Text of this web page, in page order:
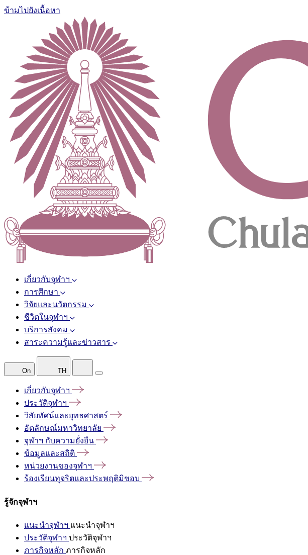
ข้ามไปยังเนื้อหา
เกี่ยวกับจุฬาฯ
การศึกษา
วิจัยและนวัตกรรม
ชีวิตในจุฬาฯ
บริการสังคม
สาระความรู้และข่าวสาร
On TH
เกี่ยวกับจุฬาฯ
ประวัติจุฬาฯ
วิสัยทัศน์และยุทธศาสตร์
อัตลักษณ์มหาวิทยาลัย
จุฬาฯ กับความยั่งยืน
ข้อมูลและสถิติ
หน่วยงานของจุฬาฯ
ร้องเรียนทุจริตและประพฤติมิชอบ
รู้จักจุฬาฯ
แนะนำจุฬาฯ แนะนำจุฬาฯ
ประวัติจุฬาฯ ประวัติจุฬาฯ
ภารกิจหลัก ภารกิจหลัก